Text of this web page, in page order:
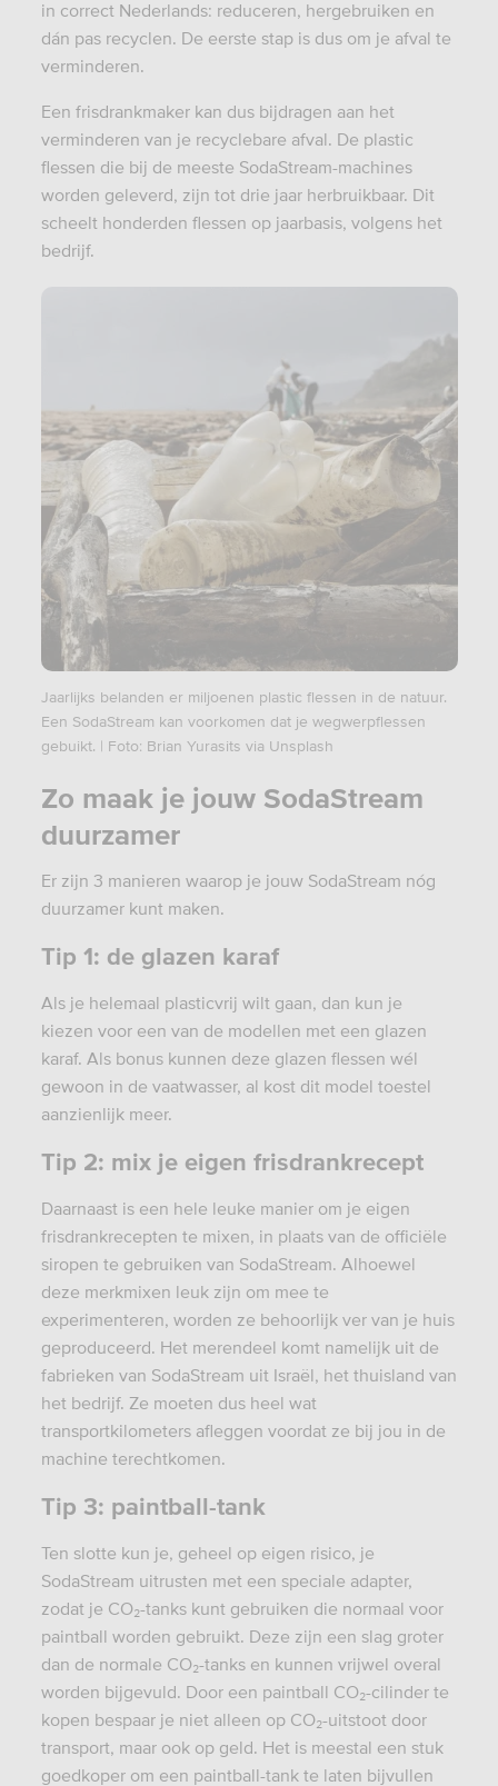
in correct Nederlands: reduceren, hergebruiken en
dán pas recyclen. De eerste stap is dus om je afval te
verminderen.
Een frisdrankmaker kan dus bijdragen aan het
verminderen van je recyclebare afval. De plastic
flessen die bij de meeste SodaStream-machines
worden geleverd, zijn tot drie jaar herbruikbaar. Dit
scheelt honderden flessen op jaarbasis, volgens het
bedrijf.
Jaarlijks belanden er miljoenen plastic flessen in de natuur.
Een SodaStream kan voorkomen dat je wegwerpflessen
gebuikt. | Foto: Brian Yurasits via Unsplash
Zo maak je jouw SodaStream
duurzamer
Er zijn 3 manieren waarop je jouw SodaStream nóg
duurzamer kunt maken.
Tip 1: de glazen karaf
Als je helemaal plasticvrij wilt gaan, dan kun je
kiezen voor een van de modellen met een glazen
karaf. Als bonus kunnen deze glazen flessen wél
gewoon in de vaatwasser, al kost dit model toestel
aanzienlijk meer.
Tip 2: mix je eigen frisdrankrecept
Daarnaast is een hele leuke manier om je eigen
frisdrankrecepten te mixen, in plaats van de officiële
siropen te gebruiken van SodaStream. Alhoewel
deze merkmixen leuk zijn om mee te
experimenteren, worden ze behoorlijk ver van je huis
geproduceerd. Het merendeel komt namelijk uit de
fabrieken van SodaStream uit Israël, het thuisland van
het bedrijf. Ze moeten dus heel wat
transportkilometers afleggen voordat ze bij jou in de
machine terechtkomen.
Tip 3: paintball-tank
Ten slotte kun je, geheel op eigen risico, je
SodaStream uitrusten met een speciale adapter,
zodat je CO₂-tanks kunt gebruiken die normaal voor
paintball worden gebruikt. Deze zijn een slag groter
dan de normale CO₂-tanks en kunnen vrijwel overal
worden bijgevuld. Door een paintball CO₂-cilinder te
kopen bespaar je niet alleen op CO₂-uitstoot door
transport, maar ook op geld. Het is meestal een stuk
goedkoper om een paintball-tank te laten bijvullen